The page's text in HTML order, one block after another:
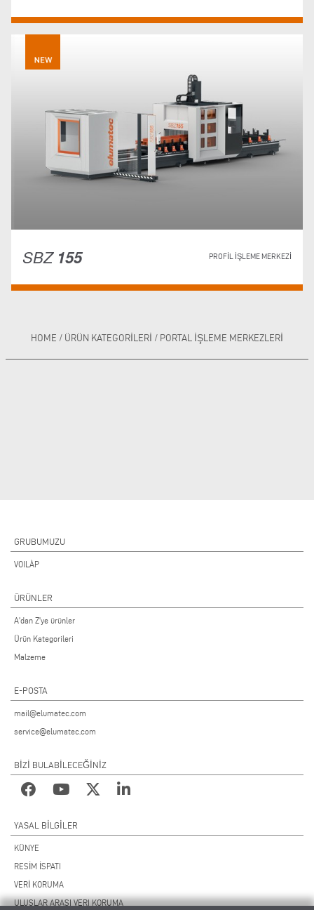
SBZ 155 PROFIL IŞLEME MERKEZI
HOME / ÜRÜN KATEGORILERI / PORTAL IŞLEME MERKEZLERI
GRUBUMUZU
VOILÀP
ÜRÜNLER
A'dan Z'ye ürünler
Ürün Kategorileri
Malzeme
E-POSTA
mail@elumatec.com
service@elumatec.com
BİZİ BULABİLECEĞİNİZ
YASAL BILGILER
KÜNYE
RESİM İSPATI
VERİ KORUMA
ULUSLAR ARASI VERI KORUMA